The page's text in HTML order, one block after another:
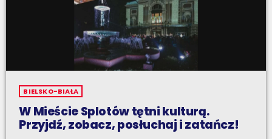
BIELSKO-BIAŁA
W Mieście Splotów tętni kulturą.
Przyjdź, zobacz, posłuchaj i zatańcz!